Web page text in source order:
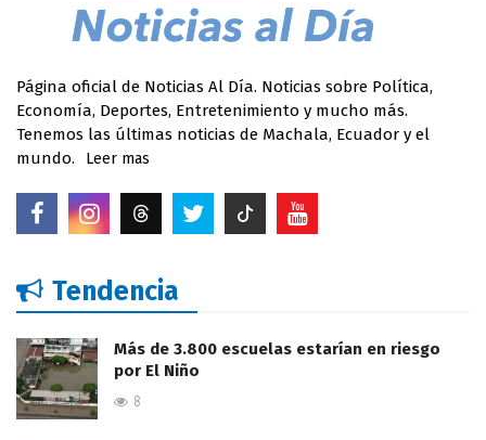
Página oficial de Noticias Al Día. Noticias sobre Política,
Economía, Deportes, Entretenimiento y mucho más.
Tenemos las últimas noticias de Machala, Ecuador y el
mundo.
Leer mas
Tendencia
Más de 3.800 escuelas estarían en riesgo
por El Niño
8